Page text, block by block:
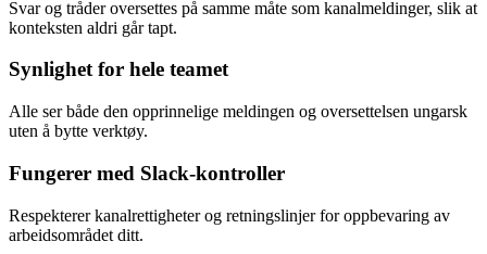
Svar og tråder oversettes på samme måte som kanalmeldinger, slik at
konteksten aldri går tapt.
Synlighet for hele teamet
Alle ser både den opprinnelige meldingen og oversettelsen ungarsk
uten å bytte verktøy.
Fungerer med Slack-kontroller
Respekterer kanalrettigheter og retningslinjer for oppbevaring av
arbeidsområdet ditt.